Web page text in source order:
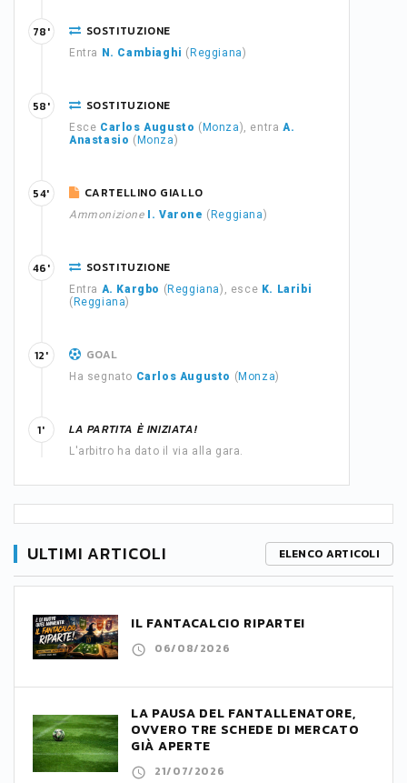
SOSTITUZIONE
Entra N. Cambiaghi ( Reggiana)
78'
SOSTITUZIONE
Esce Carlos Augusto ( Monza), entraA.
Anastasio ( Monza)
58'
CARTELLINO GIALLO
Ammonizione I. Varone ( Reggiana)
54'
SOSTITUZIONE
Entra A. Kargbo ( Reggiana), esce K. Laribi
( Reggiana)
46'
GOAL
Ha segnato Carlos Augusto ( Monza)
12'
LA PARTITA È INIZIATA!
L'arbitro ha dato il via alla gara.
1'
ULTIMI ARTICOLI ELENCO ARTICOLI
IL FANTACALCIO RIPARTE!
06/08/2026
LA PAUSA DEL FANTALLENATORE,
OVVERO TRE SCHEDE DI MERCATO
GIÀ APERTE
21/07/2026